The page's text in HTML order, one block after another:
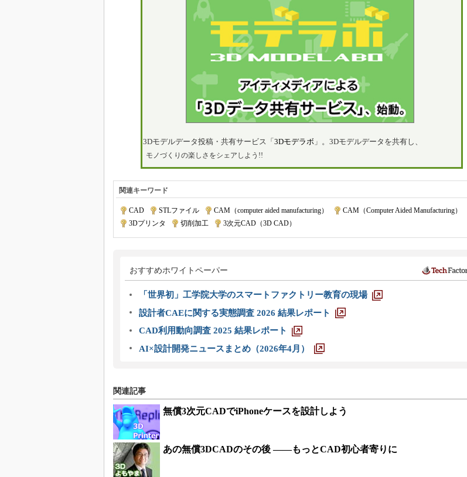
3Dモデルデータ投稿・共有サービス「 3Dモデラボ」。3Dモデルデータを共有し、
モノづくりの楽しさをシェアしよう!!
関連キーワード
CAD STLファイル CAM（computer aided manufacturing） CAM（Computer Aided Manufacturing）
3Dプリンタ
切削加工 3次元CAD（3D CAD）
おすすめホワイトペーパー
「世界初」工学院大学のスマートファクトリー教育の現場
設計者CAEに関する実態調査 2026 結果レポート
CAD利用動向調査 2025 結果レポート
AI×設計開発ニュースまとめ（2026年4月）
関連記事
無償3次元CADでiPhoneケースを設計しよう
あの無償3DCADのその後 ――もっとCAD初心者寄りに